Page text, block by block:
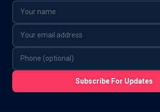
Subscribe For Updates